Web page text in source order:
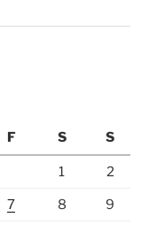
F S S
1 2
7 8 9